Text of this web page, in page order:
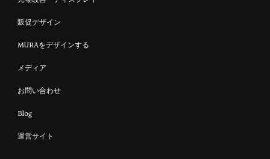
販促デザイン
MURAをデザインする
メディア
お問い合わせ
Blog
運営サイト